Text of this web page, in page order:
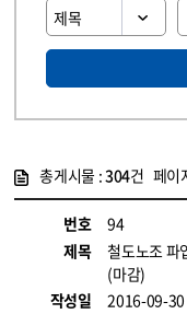
총게시물 :304건 페이
번호
94
제목
철도노조 파
(마감)
작성일
2016-09-30